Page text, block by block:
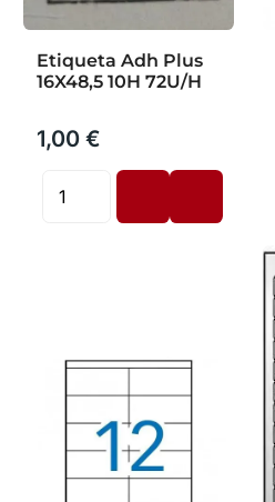
Etiqueta Adh Plus
16X48,5 10H 72U/H
1,00 €